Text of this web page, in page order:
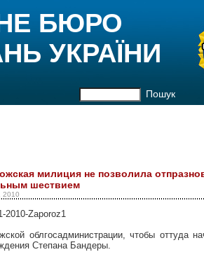
Пошук
БЮРО
УКРАЇНИ
милиция не позволила
шествием
2010
облгосадминистрации, чтобы оттуда
Степана Бандеры.